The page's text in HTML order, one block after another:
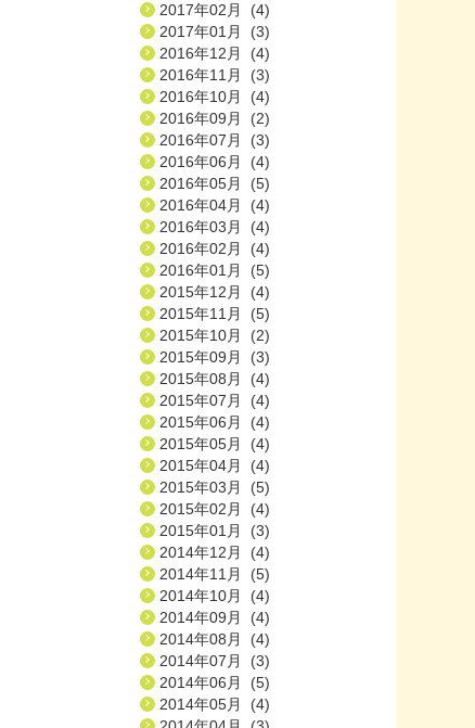
2017年02月 (4)
2017年01月 (3)
2016年12月 (4)
2016年11月 (3)
2016年10月 (4)
2016年09月 (2)
2016年07月 (3)
2016年06月 (4)
2016年05月 (5)
2016年04月 (4)
2016年03月 (4)
2016年02月 (4)
2016年01月 (5)
2015年12月 (4)
2015年11月 (5)
2015年10月 (2)
2015年09月 (3)
2015年08月 (4)
2015年07月 (4)
2015年06月 (4)
2015年05月 (4)
2015年04月 (4)
2015年03月 (5)
2015年02月 (4)
2015年01月 (3)
2014年12月 (4)
2014年11月 (5)
2014年10月 (4)
2014年09月 (4)
2014年08月 (4)
2014年07月 (3)
2014年06月 (5)
2014年05月 (4)